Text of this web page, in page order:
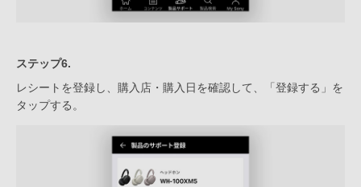
ステップ6.
レシートを登録し、購入店・購入日を確認して、「登録する」を
タップする。